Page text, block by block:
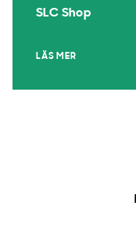
SLC Shop
LÄS MER